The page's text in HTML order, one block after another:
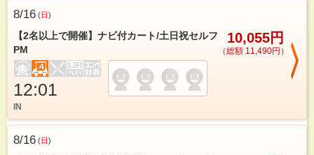
8/16 (日)
【2名以上で開催】ナビ付カート/土日祝セルフ
PM
10,055円
（総額 11,490円）
12:01
IN
8/16 (日)